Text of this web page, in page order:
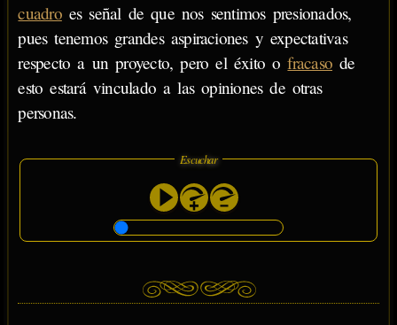
cuadroes señal de que nos sentimos presionados,
pues tenemos grandes aspiraciones y expectativas
respecto a un proyecto, pero el éxito ofracaso de
esto estará vinculado a las opiniones de otras
personas.
Escuchar